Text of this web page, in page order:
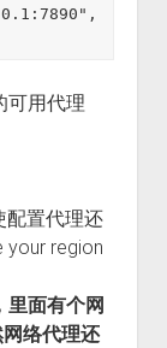
可用代理
配置代理还
your region
里面有个网
络代理还